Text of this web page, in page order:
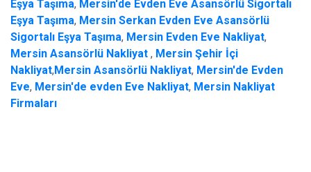
Eşya Taşıma, Mersin'de Evden Eve Asansörlü Sigortalı
Eşya Taşıma, Mersin Serkan Evden Eve Asansörlü
Sigortalı Eşya Taşıma, Mersin Evden Eve Nakliyat,
Mersin Asansörlü Nakliyat , Mersin Şehir İçi
Nakliyat,Mersin Asansörlü Nakliyat, Mersin'de Evden
Eve, Mersin'de evden Eve Nakliyat, Mersin Nakliyat
Firmaları